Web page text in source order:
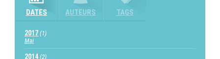
DATES AUTEURS TAGS
2017 (1)
Mai
2014 (2)